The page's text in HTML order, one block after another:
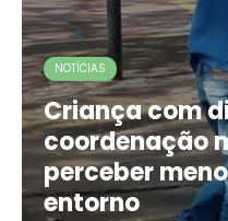
NOTÍCIAS
Criança com
coordenação
perceber
entorno